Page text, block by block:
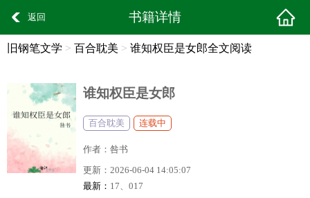
返回 书籍详情
旧钢笔文学 > 百合耽美 > 谁知权臣是女郎全文阅读
谁知权臣是女郎
百合耽美 连载中
作者： 咎书
更新： 2026-06-04 14:05:07
最新： 17、017